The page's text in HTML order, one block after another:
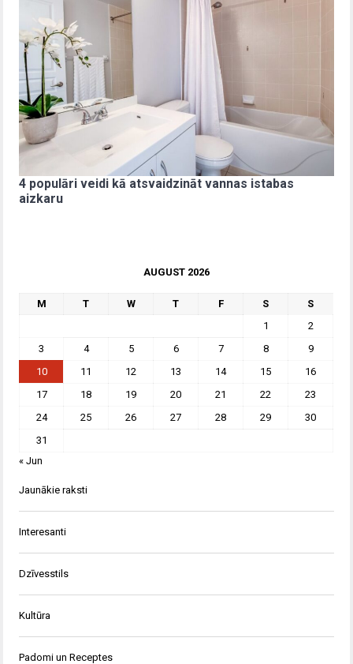
4 populāri veidi kā atsvaidzināt vannas istabas
aizkaru
AUGUST 2026
M T W T F S
S
1
2
3
4 5 6 7 8
9
10
11 12 13 14 15
16
17
18 19 20 21 22
23
24
25 26 27 28 29
30
31
« Jun
Jaunākie raksti
Interesanti
Dzīvesstils
Kultūra
Padomi un Receptes